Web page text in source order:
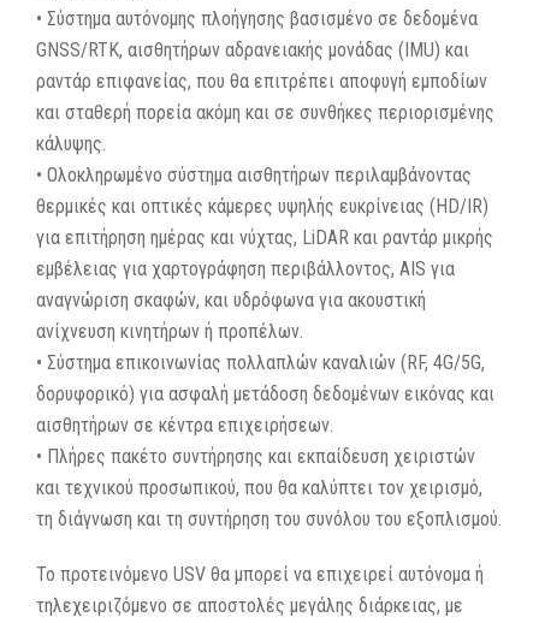
• Σύστημα αυτόνομης πλοήγησης βασισμένο σε δεδομένα
GNSS/RTK, αισθητήρων αδρανειακής μονάδας (IMU) και
ραντάρ επιφανείας, που θα επιτρέπει αποφυγή εμποδίων
και σταθερή πορεία ακόμη και σε συνθήκες περιορισμένης
κάλυψης.
• Ολοκληρωμένο σύστημα αισθητήρων περιλαμβάνοντας
θερμικές και οπτικές κάμερες υψηλής ευκρίνειας (HD/IR)
για επιτήρηση ημέρας και νύχτας, LiDAR και ραντάρ μικρής
εμβέλειας για χαρτογράφηση περιβάλλοντος, AIS για
αναγνώριση σκαφών, και υδρόφωνα για ακουστική
ανίχνευση κινητήρων ή προπέλων.
• Σύστημα επικοινωνίας πολλαπλών καναλιών (RF, 4G/5G,
δορυφορικό) για ασφαλή μετάδοση δεδομένων εικόνας και
αισθητήρων σε κέντρα επιχειρήσεων.
• Πλήρες πακέτο συντήρησης και εκπαίδευση χειριστών
και τεχνικού προσωπικού, που θα καλύπτει τον χειρισμό,
τη διάγνωση και τη συντήρηση του συνόλου του εξοπλισμού.
Το προτεινόμενο USV θα μπορεί να επιχειρεί αυτόνομα ή
τηλεχειριζόμενο σε αποστολές μεγάλης διάρκειας, με